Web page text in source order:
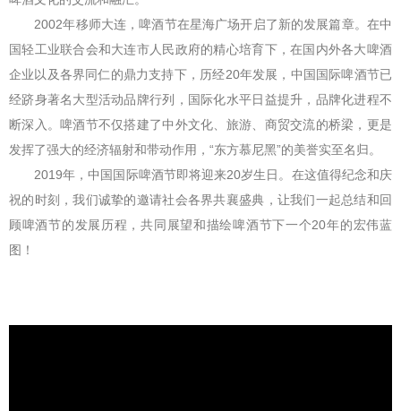
2002年移师大连，啤酒节在星海广场开启了新的发展篇章。在中
国轻工业联合会和大连市人民政府的精心培育下，在国内外各大啤酒
企业以及各界同仁的鼎力支持下，历经20年发展，中国国际啤酒节已
经跻身著名大型活动品牌行列，国际化水平日益提升，品牌化进程不
断深入。啤酒节不仅搭建了中外文化、旅游、商贸交流的桥梁，更是
发挥了强大的经济辐射和带动作用，“东方慕尼黑”的美誉实至名归。
2019年，中国国际啤酒节即将迎来20岁生日。在这值得纪念和庆
祝的时刻，我们诚挚的邀请社会各界共襄盛典，让我们一起总结和回
顾啤酒节的发展历程，共同展望和描绘啤酒节下一个20年的宏伟蓝
图！